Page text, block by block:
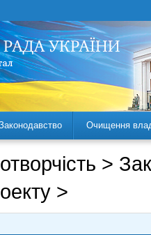
Очищення
>
>